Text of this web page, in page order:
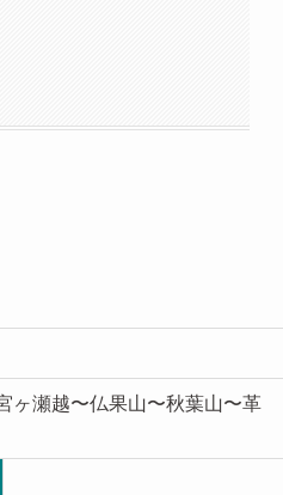
ヶ瀬越〜仏果山〜秋葉山〜革